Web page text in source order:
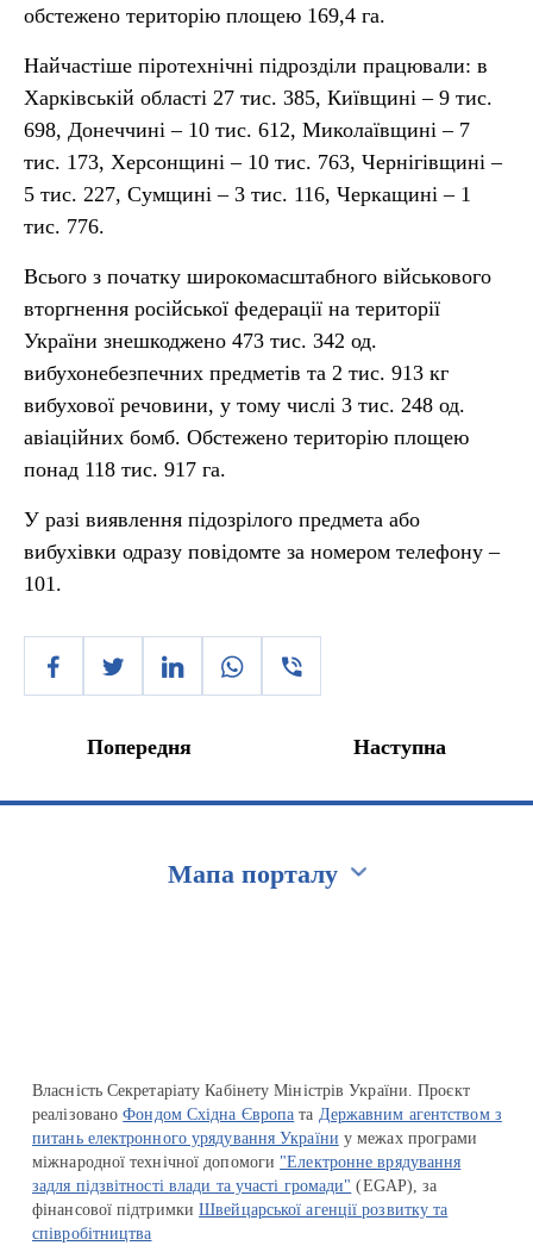
обстежено територію площею 169,4 га.
Найчастіше піротехнічні підрозділи працювали: в
Харківській області 27 тис. 385, Київщині – 9 тис.
698, Донеччині – 10 тис. 612, Миколаївщині – 7
тис. 173, Херсонщині – 10 тис. 763, Чернігівщині –
5 тис. 227, Сумщині – 3 тис. 116, Черкащині – 1
тис. 776.
Всього з початку широкомасштабного військового
вторгнення російської федерації на території
України знешкоджено 473 тис. 342 од.
вибухонебезпечних предметів та 2 тис. 913 кг
вибухової речовини, у тому числі 3 тис. 248 од.
авіаційних бомб. Обстежено територію площею
понад 118 тис. 917 га.
У разі виявлення підозрілого предмета або
вибухівки одразу повідомте за номером телефону –
101.
Попередня Наступна
Мапа порталу
Власність Секретаріату Кабінету Міністрів України. Проєкт
реалізованоФондом Східна Європа та Державним агентством з
питань електронного урядування України у межах програми
міжнародної технічної допомоги "Електронне врядування
задля підзвітності влади та участі громади" (EGAP), за
фінансової підтримкиШвейцарської агенції розвитку та
співробітництва